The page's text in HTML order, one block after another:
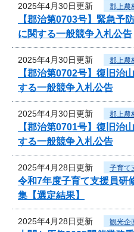
2025年4月30日更新 郡上農
【郡治第0703号】緊急
に関する一般競争入札公告
2025年4月30日更新 郡上農
【郡治第0702号】復旧
する一般競争入札公告
2025年4月30日更新 郡上農
【郡治第0701号】復旧
する一般競争入札公告
2025年4月28日更新 子育て
令和7年度子育て支援員研
集【選定結果】
2025年4月28日更新 観光企